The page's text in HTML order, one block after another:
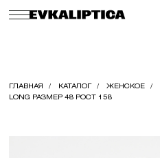
ГЛАВНАЯ КАТАЛОГ ЖЕНСКОЕ
LONG РАЗМЕР 48 РОСТ 158